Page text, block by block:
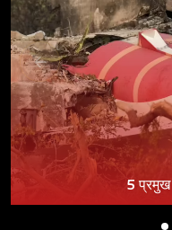
5 प्रमुख